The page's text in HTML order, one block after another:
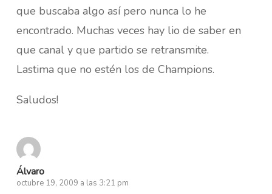
que buscaba algo así pero nunca lo he
encontrado. Muchas veces hay lio de saber en
que canal y que partido se retransmite.
Lastima que no estén los de Champions.
Saludos!
Álvaro
octubre 19, 2009 a las 3:21 pm